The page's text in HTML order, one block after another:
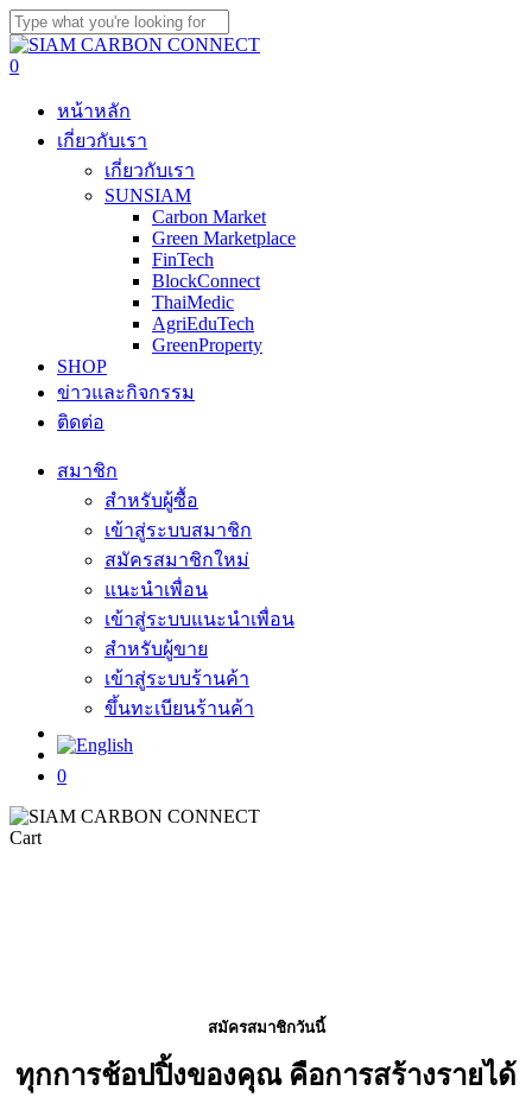
Skip
to
main
Close
Search
search
0
หน้าหลัก
เกี่ยวกับเรา
เกี่ยวกับเรา
SUNSIAM
Carbon Market
Green Marketplace
FinTech
BlockConnect
ThaiMedic
AgriEduTech
GreenProperty
SHOP
ข่าวและกิจกรรม
ติดต่อ
สมาชิก
สำหรับผู้ซื้อ
เข้าสู่ระบบสมาชิก
สมัครสมาชิกใหม่
แนะนำเพื่อน
เข้าสู่ระบบแนะนำเพื่อน
สำหรับผู้ขาย
เข้าสู่ระบบร้านค้า
ขึ้นทะเบียนร้านค้า
search
0
CartClose
สมัครสมาชิกวันนี้
ทุกการช้อปปิ้งของคุณ คือการสร้างรายได้